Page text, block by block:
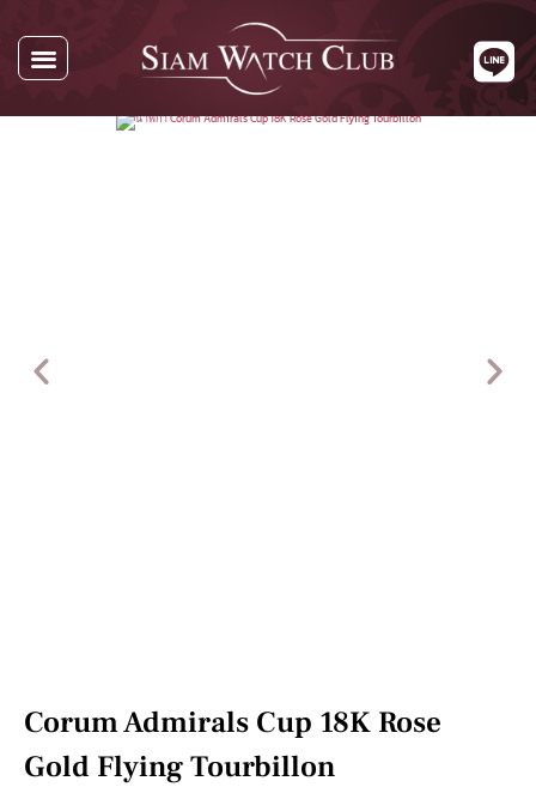
Corum Admirals Cup 18K Rose
Gold Flying Tourbillon